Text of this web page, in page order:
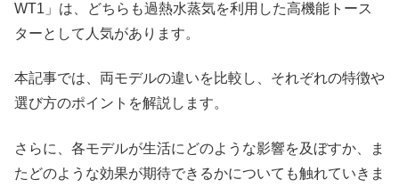
WT1」は、どちらも過熱水蒸気を利用した高機能トース
ターとして人気があります。
本記事では、両モデルの違いを比較し、それぞれの特徴や
選び方のポイントを解説します。
さらに、各モデルが生活にどのような影響を及ぼすか、ま
たどのような効果が期待できるかについても触れていきま